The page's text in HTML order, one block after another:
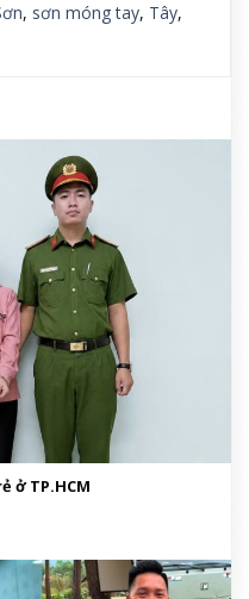
, sơn móng tay, Tây,
ở TP.HCM